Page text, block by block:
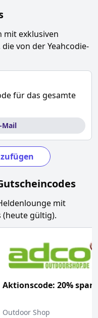
mit exklusiven
von der Yeahcodie-
für das gesamte
Mail
mit
(heute gültig).
Aktionscode: 20%
Outdoor Shop